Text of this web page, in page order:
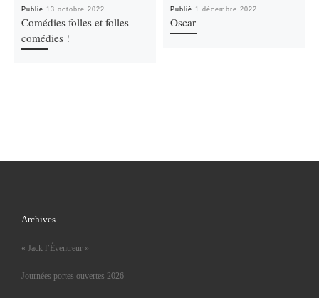
Publié13 octobre 2022
Comédies folles et folles
comédies !
Publié1 décembre 2022
Oscar
Archives
« Jack l’Éventreur »
Journées portes ouvertes 2026